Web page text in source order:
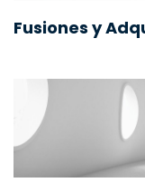
Fusiones y